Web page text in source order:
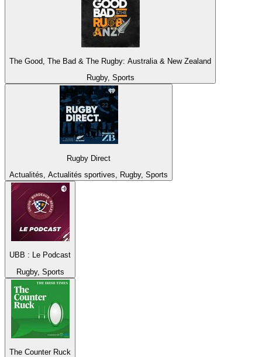
The Good, The Bad & The Rugby: Australia & New Zealand
Rugby, Sports
Rugby Direct
Actualités, Actualités sportives, Rugby, Sports
UBB : Le Podcast
Rugby, Sports
The Counter Ruck